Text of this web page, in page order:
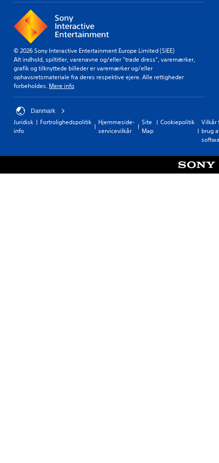
© 2026 Sony Interactive Entertainment Europe Limited (SIEE)
Alt indhold, spiltitler, varenavne og/eller "trade dress", varemærker,
grafik og tilknyttede billeder er varemærker og/eller
ophavsretsmateriale fra deres respektive ejere. Alle rettigheder
forbeholdes. Mere info
Danmark
Juridisk
info
Fortrolighedspolitik
Hjemmeside-
servicevilkår
Site
Map
Cookiepolitik
Vilkår
brug